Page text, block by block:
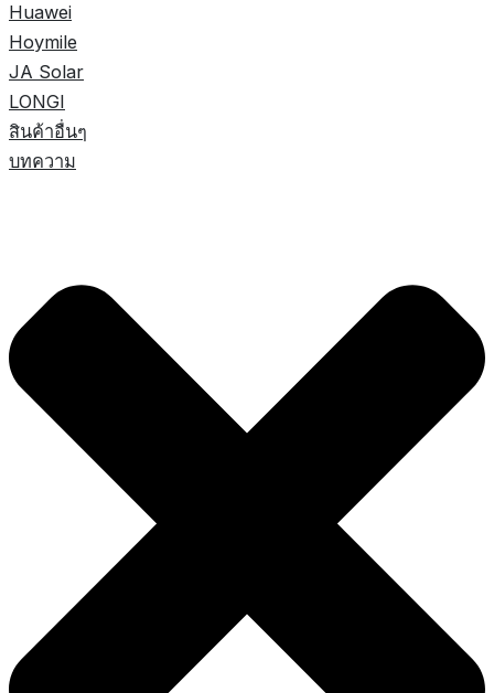
Huawei
Hoymile
JA Solar
LONGI
สินค้าอื่นๆ
บทความ